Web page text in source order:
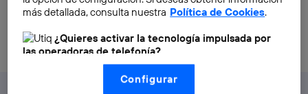
más detallada, consulta nuestra Política de Cookies.
¿Quieres activar la tecnología impulsada por
las operadoras de telefonía?
Nosotros, Telefónica S.A., utilizamos la tecnología Utiq para
realizar nuestras acciones de marketing digital o análisis
Configurar